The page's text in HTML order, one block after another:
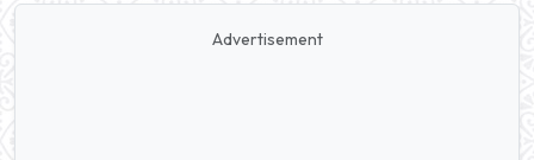
Advertisement